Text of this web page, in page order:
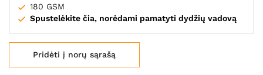
180 GSM
Spustelėkite čia, norėdami pamatyti dydžių vadovą
Pridėti į norų sąrašą